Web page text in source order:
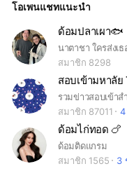
โอเพนแชทแนะนำ
ด้อมปลาเผา🐟
สมาชิก 8298
สอบเข้ามหาลั
รวมข่าวสอบเข้า
สมาชิก 87011
ด้อมไก่ทอด 🍗
ด้อมติดแกรม
สมาชิก 1565
3